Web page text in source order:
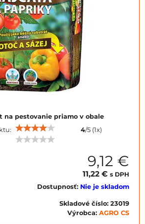
na pestovanie priamo v obale
4/5 (1x)
9,12 €
11,22 € s DPH
Dostupnosť: Nie je skladom
Skladové číslo: 23019
Výrobca: AGRO CS